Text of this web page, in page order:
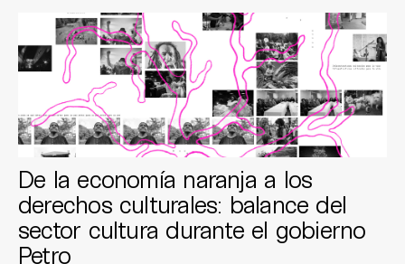
De la economía naranja a los
derechos culturales: balance del
sector cultura durante el gobierno
Petro